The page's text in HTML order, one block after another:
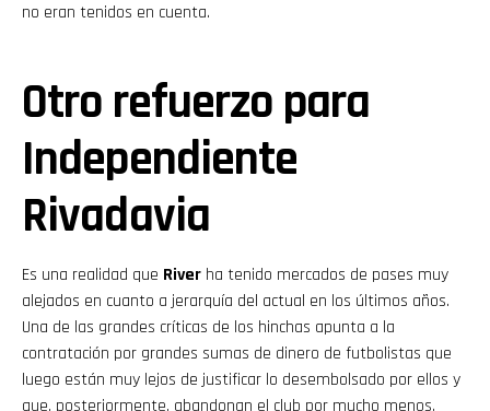
no eran tenidos en cuenta.
Otro refuerzo para
Independiente
Rivadavia
Es una realidad que River ha tenido mercados de pases muy
alejados en cuanto a jerarquía del actual en los últimos años.
Una de las grandes críticas de los hinchas apunta a la
contratación por grandes sumas de dinero de futbolistas que
luego están muy lejos de justificar lo desembolsado por ellos y
que, posteriormente, abandonan el club por mucho menos.